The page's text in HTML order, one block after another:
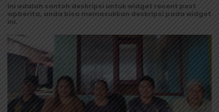
Ini adalah contoh deskripsi untuk widget recent post
wpberita, anda bisa memasukkan deskripsi pada widget
ini.